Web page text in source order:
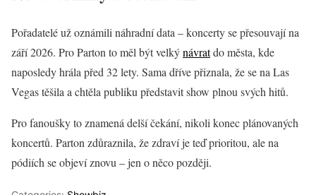
Pořadatelé už oznámili náhradní data – koncerty se přesouvají na
září 2026. Pro Parton to měl být velkýnávratdo města, kde
naposledy hrála před 32 lety. Sama dříve přiznala, že se na Las
Vegas těšila a chtěla publiku představit show plnou svých hitů.
Pro fanoušky to znamená delší čekání, nikoli konec plánovaných
koncertů. Parton zdůraznila, že zdraví je teď prioritou, ale na
pódiích se objeví znovu – jen o něco později.